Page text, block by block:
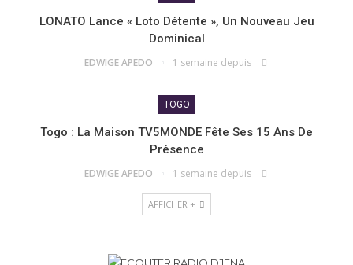
LONATO Lance « Loto Détente », Un Nouveau Jeu
Dominical
EDWIGE APEDO 1 semaine depuis
TOGO
Togo : La Maison TV5MONDE Fête Ses 15 Ans De
Présence
EDWIGE APEDO 1 semaine depuis
AFFICHER +